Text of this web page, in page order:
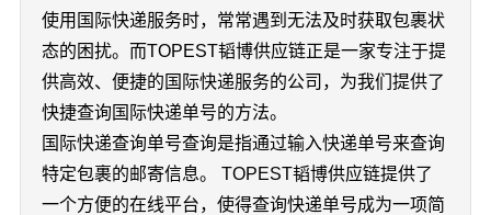
使用国际快递服务时，常常遇到无法及时获取包裹状
态的困扰。而TOPEST韬博供应链正是一家专注于提
供高效、便捷的国际快递服务的公司，为我们提供了
快捷查询国际快递单号的方法。
国际快递查询单号查询是指通过输入快递单号来查询
特定包裹的邮寄信息。 TOPEST韬博供应链提供了
一个方便的在线平台，使得查询快递单号成为一项简